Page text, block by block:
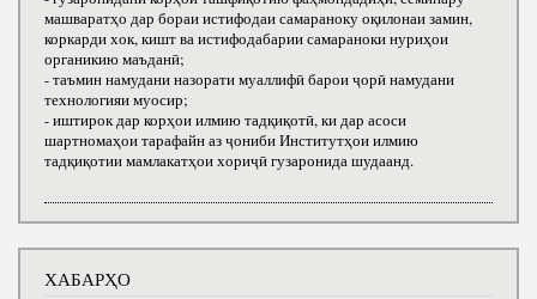
машваратҳо дар бораи истифодаи самараноку оқилонаи замин,
коркарди хок, кишт ва истифодабарии самараноки нуриҳои
органикию маъданӣ;
- таъмин намудани назорати муаллифӣ барои ҷорӣ намудани
технологияи муосир;
- иштирок дар корҳои илмию тадқиқотӣ, ки дар асоси
шартномаҳои тарафайн аз ҷониби Институтҳои илмию
тадқиқотии мамлакатҳои хориҷӣ гузаронида шудаанд.
ХАБАРҲО